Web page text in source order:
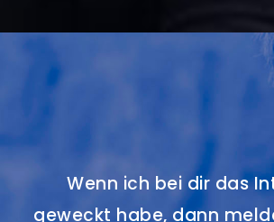
Wenn ich bei dir das
geweckt habe, dann